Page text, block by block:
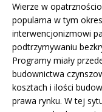
Wierze w
popularna w tym
interwencjonizmowi
podtrzymywaniu
Programy miały
budownictwa
kosztach i ilości
prawa rynku. W tej